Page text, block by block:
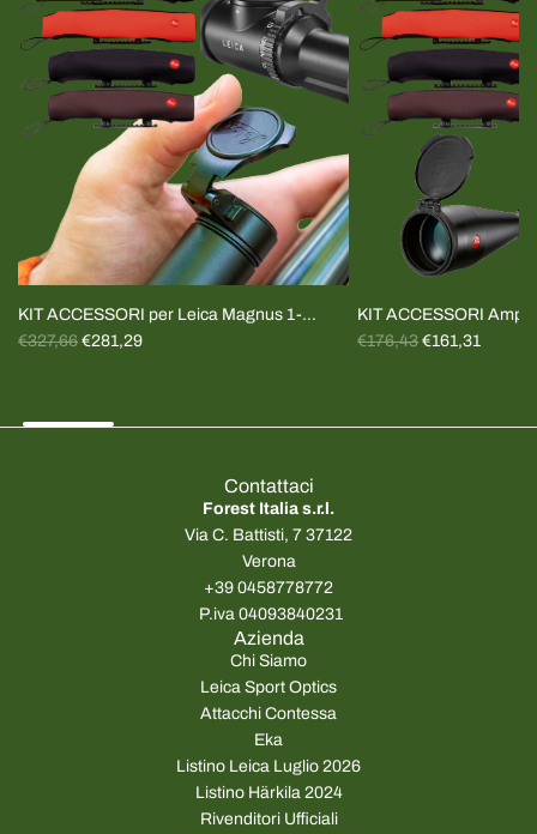
KIT ACCESSORI per Leica Magnus 1-
6.4x24 e Fortis 1-6x24
P
z
€327,66 €281,29
KIT ACCESSORI
Tappi+cover
P
€176,43 €161,31
Contattaci
Forest Italia s.r.l.
Via C. Battisti, 7 37122
Verona
+39 0458778772
P.iva 04093840231
Azienda
Chi Siamo
Leica Sport Optics
Attacchi Contessa
Eka
Listino Leica Luglio 2026
Listino Härkila 2024
Rivenditori Ufficiali